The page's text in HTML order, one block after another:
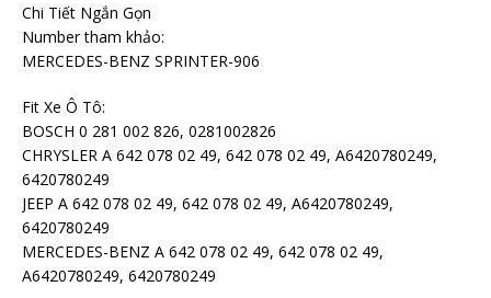
Chi Tiết Ngắn Gọn
Number tham khảo:
MERCEDES-BENZ SPRINTER-906
Fit Xe Ô Tô:
BOSCH 0 281 002 826, 0281002826
CHRYSLER A 642 078 02 49, 642 078 02 49, A6420780249,
6420780249
JEEP A 642 078 02 49, 642 078 02 49, A6420780249,
6420780249
MERCEDES-BENZ A 642 078 02 49, 642 078 02 49,
A6420780249, 6420780249